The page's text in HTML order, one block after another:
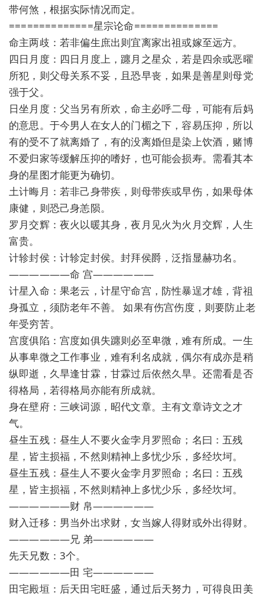
带何煞，根据实际情况而定。
==============星宗论命==============
命主两歧：若非偏生庶出则宜离家出祖或嫁至远方。
四日月度：四日月度上，躔月之星众，若是四余或恶曜
所犯，则父母关系不妥，且恐早丧，如果是善星则母党
强于父。
日坐月度：父当另有所欢，命主必呼二母，可能有后妈
的意思。于今男人在女人的门楣之下，容易压抑，所以
有的受不了就离婚了，有的没离婚但是染上饮酒，赌博
不爱归家等缓解压抑的嗜好，也可能会损寿。需看其本
身的星图才能更为确切。
土计晦月：若非己身带疾，则母带疾或早伤，如果母体
康健，则恐己身恙陨。
罗月交辉：夜火以暖其身，夜月见火为火月交辉，人生
富贵。
计轸封侯：计轸定封侯。封拜侯爵，泛指显赫功名。
——————命 宫——————
计星入命：果老云，计星守命宫，防性暴逞才雄，背祖
身孤立，须防老年不善。 如果有伤宫伤度，则要防止老
年受穷苦。
宫度俱陷：宫度如俱失躔则必至卑微，难有所成。一生
从事卑微之工作事业，难有利名成就，偶尔有成亦是稍
纵即逝，久旱逢甘霖，甘霖过后依然久旱。还需看是否
得格局，若得格局亦能有所成就。
身在壁府：三峡词源，昭代文章。主有文章诗文之才
气。
昼生五残：昼生人不要火金孛月罗照命；名曰：五残
星，皆主损福，不然则精神上多忧少乐，多经坎坷。
昼生五残：昼生人不要火金孛月罗照命；名曰：五残
星，皆主损福，不然则精神上多忧少乐，多经坎坷。
——————财 帛——————
财入迁移：男当外出求财，女当嫁人得财或外出得财。
——————兄 弟——————
先天兄数：3个。
——————田 宅——————
田宅殿垣：后天田宅旺盛，通过后天努力，可得良田美